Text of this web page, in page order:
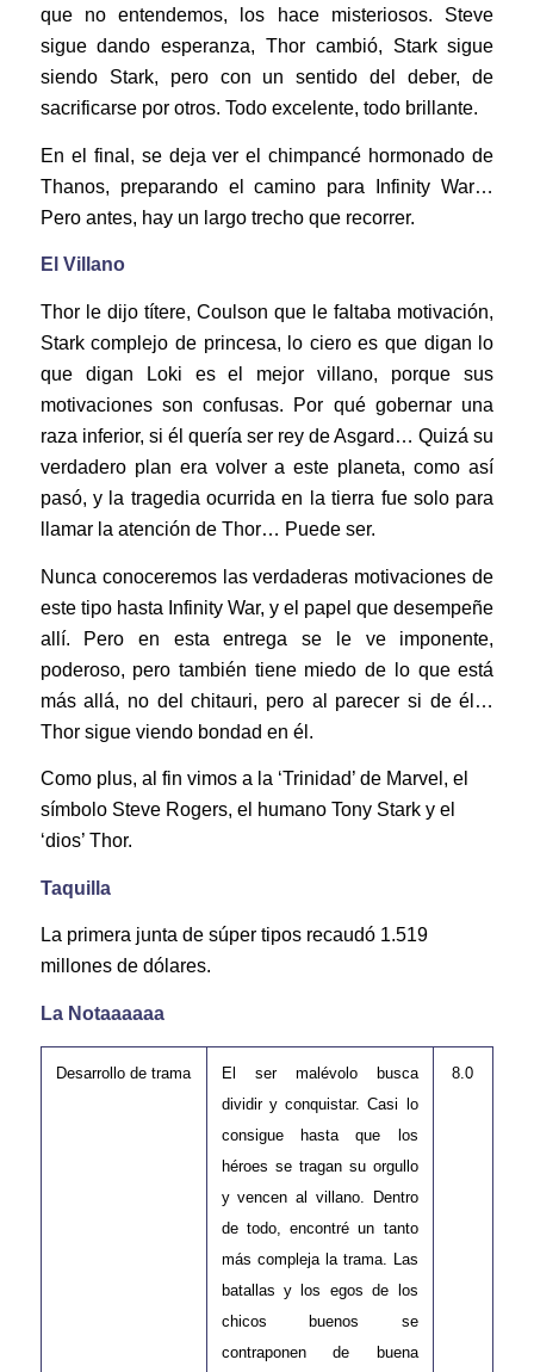
que no entendemos, los hace misteriosos. Steve
sigue dando esperanza, Thor cambió, Stark sigue
siendo Stark, pero con un sentido del deber, de
sacrificarse por otros. Todo excelente, todo brillante.
En el final, se deja ver el chimpancé hormonado de
Thanos, preparando el camino para Infinity War…
Pero antes, hay un largo trecho que recorrer.
El Villano
Thor le dijo títere, Coulson que le faltaba motivación,
Stark complejo de princesa, lo ciero es que digan lo
que digan Loki es el mejor villano, porque sus
motivaciones son confusas. Por qué gobernar una
raza inferior, si él quería ser rey de Asgard… Quizá su
verdadero plan era volver a este planeta, como así
pasó, y la tragedia ocurrida en la tierra fue solo para
llamar la atención de Thor… Puede ser.
Nunca conoceremos las verdaderas motivaciones de
este tipo hasta Infinity War, y el papel que desempeñe
allí. Pero en esta entrega se le ve imponente,
poderoso, pero también tiene miedo de lo que está
más allá, no del chitauri, pero al parecer si de él…
Thor sigue viendo bondad en él.
Como plus, al fin vimos a la ‘Trinidad’ de Marvel, el
símbolo Steve Rogers, el humano Tony Stark y el
‘dios’ Thor.
Taquilla
La primera junta de súper tipos recaudó 1.519
millones de dólares.
La Notaaaaaa
Desarrollo de trama
El ser malévolo busca
dividir y conquistar. Casi lo
consigue hasta que los
héroes se tragan su orgullo
y vencen al villano. Dentro
de todo, encontré un tanto
más compleja la trama. Las
batallas y los egos de los
chicos buenos se
contraponen de buena
8.0